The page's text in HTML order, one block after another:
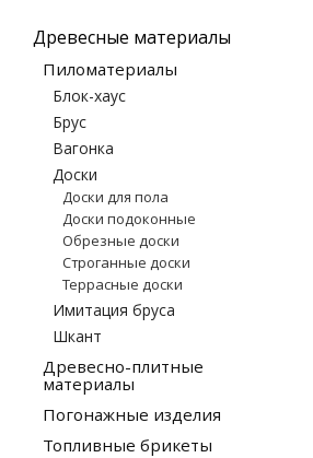
Древесные материалы
Пиломатериалы
Блок-хаус
Брус
Вагонка
Доски
Доски для пола
Доски подоконные
Обрезные доски
Строганные доски
Террасные доски
Имитация бруса
Шкант
Древесно-плитные
материалы
Погонажные изделия
Топливные брикеты